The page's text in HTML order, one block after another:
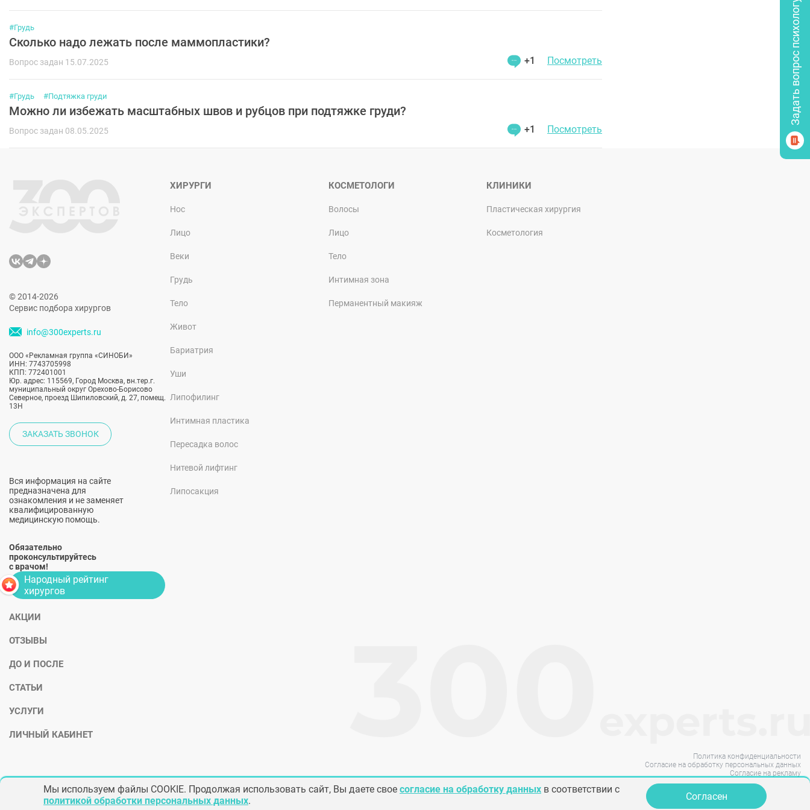
#Грудь
Сколько надо лежать после маммопластики?
Вопрос задан 15.07.2025 +1 Посмотреть
#Грудь #Подтяжка груди
Можно ли избежать масштабных швов и рубцов при подтяжке груди?
Вопрос задан 08.05.2025 +1 Посмотреть
© 2014-2026
Сервис подбора хирургов
info@300experts.ru
ООО «Рекламная группа «СИНОБИ»
ИНН: 7743705998
КПП: 772401001
Юр. адрес: 115569, Город Москва, вн.тер.г.
муниципальный округ Орехово-Борисово
Северное, проезд Шипиловский, д. 27, помещ.
13Н
ЗАКАЗАТЬ ЗВОНОК
Вся информация на сайте
предназначена для
ознакомления и не заменяет
квалифицированную
медицинскую помощь.
Обязательно
проконсультируйтесь
с врачом!
ХИРУРГИ
Нос
Лицо
Веки
Грудь
Тело
Живот
Бариатрия
Уши
Липофилинг
Интимная пластика
Пересадка волос
Нитевой лифтинг
Липосакция
КОСМЕТОЛОГИ
Волосы
Лицо
Тело
Интимная зона
Перманентный макияж
КЛИНИКИ
Пластическая хирургия
Косметология
Народный рейтинг
хирургов
АКЦИИ
ОТЗЫВЫ
ДО И ПОСЛЕ
СТАТЬИ
УСЛУГИ
ЛИЧНЫЙ КАБИНЕТ
Политика конфиденциальности
Согласие на обработку персональных данных
Согласие на рекламу
Создание сайта –
Мы используем файлы COOKIE. Продолжая использовать сайт, Вы даете свое согласие на обработку данных в соответствии с
политикой обработки персональных данных. Согласен
Задать вопрос психологу